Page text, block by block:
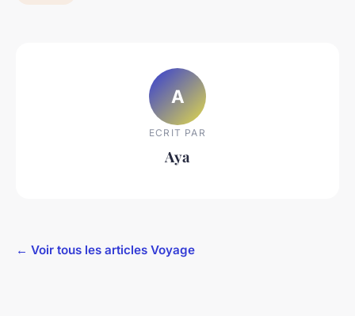
A
ECRIT PAR
Aya
← Voir tous les articles Voyage